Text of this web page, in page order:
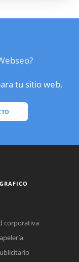
tu sitio web.
corporativa